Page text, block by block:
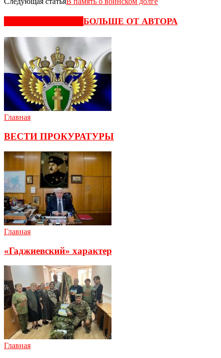
БОЛЬШЕ ОТ АВТОРА
Главная
ВЕСТИ ПРОКУРАТУРЫ
Главная
«Гаджиевский» характер
Главная